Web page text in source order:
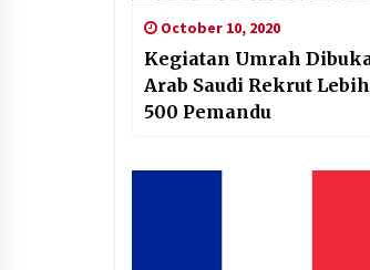
October 10, 2020
Kegiatan Umrah Dibuka,
Arab Saudi Rekrut Lebih
500 Pemandu